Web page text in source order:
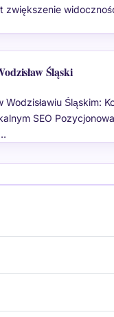
zwiększenie
Śląski
Wodzisławiu Śląskim:
SEO